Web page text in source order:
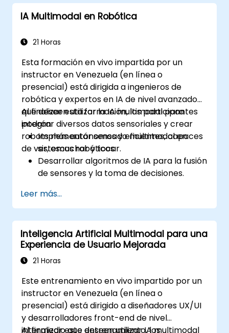
IA Multimodal en Robótica
21 Horas
Esta formación en vivo impartida por un
instructor en Venezuela (en línea o
presencial) está dirigida a ingenieros de
robótica y expertos en IA de nivel avanzado
que deseen utilizar la IA multimodal para
integrar diversos datos sensoriales y crear
robots más autónomos y eficientes, capaces
de ver, escuchar y tocar.
Al finalizar esta formación, los participantes
podrán:
Implementar sensado multimodal en
sistemas robóticos.
Desarrollar algoritmos de IA para la fusión
de sensores y la toma de decisiones.
complejas en entornos dinámicos.
Abordar desafíos en el procesamiento de
datos en tiempo real y la actuación.
Leer más...
Inteligencia Artificial Multimodal para una
Experiencia de Usuario Mejorada
21 Horas
Este entrenamiento en vivo impartido por un
instructor en Venezuela (en línea o
presencial) está dirigido a diseñadores UX/UI
y desarrolladores front-end de nivel
intermedio que deseen utilizar IA multimodal
Al finalizar este entrenamiento, los